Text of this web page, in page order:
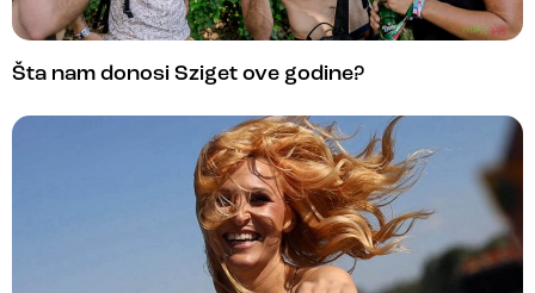
Šta nam donosi Sziget ove godine?